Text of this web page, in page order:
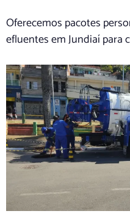
Oferecemos pacotes
efluentes em Jundiaí para